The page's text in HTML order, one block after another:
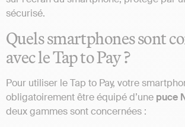
sécurisé.
Quels smartphones sont
avec le Tap to Pay ?
Pour utiliser le Tap to Pay, votre
obligatoirement être équipé d’une puce
deux gammes sont concernées :